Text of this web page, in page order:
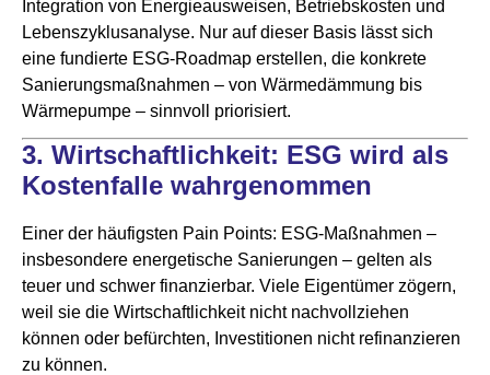
Integration von Energieausweisen, Betriebskosten und
Lebenszyklusanalyse. Nur auf dieser Basis lässt sich
eine fundierte ESG-Roadmap erstellen, die konkrete
Sanierungsmaßnahmen – von Wärmedämmung bis
Wärmepumpe – sinnvoll priorisiert.
3. Wirtschaftlichkeit: ESG wird als
Kostenfalle wahrgenommen
Einer der häufigsten Pain Points: ESG-Maßnahmen –
insbesondere energetische Sanierungen – gelten als
teuer und schwer finanzierbar. Viele Eigentümer zögern,
weil sie die Wirtschaftlichkeit nicht nachvollziehen
können oder befürchten, Investitionen nicht refinanzieren
zu können.